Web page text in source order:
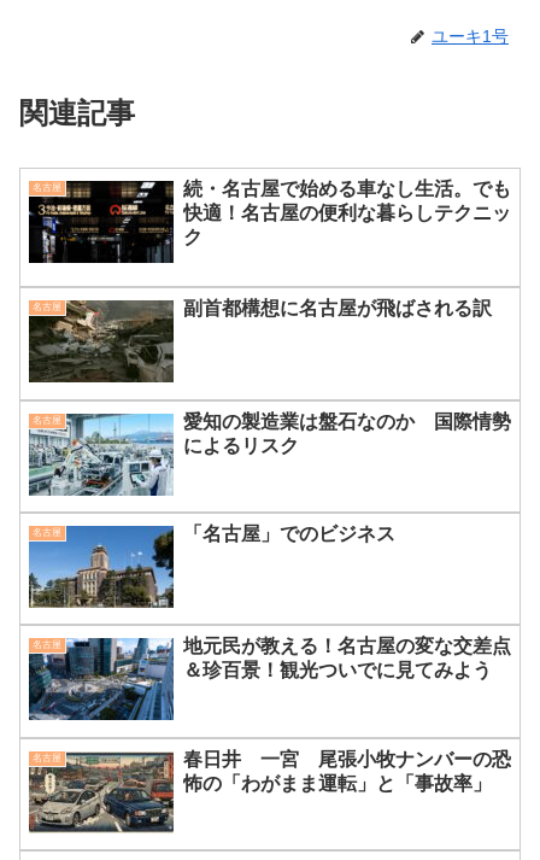
ユーキ1号
関連記事
名古屋
続・名古屋で始める車なし生活。でも
快適！名古屋の便利な暮らしテクニッ
ク
名古屋 副首都構想に名古屋が飛ばされる訳
名古屋
愛知の製造業は盤石なのか 国際情勢
によるリスク
名古屋 「名古屋」でのビジネス
名古屋
地元民が教える！名古屋の変な交差点
＆珍百景！観光ついでに見てみよう
名古屋
春日井 一宮 尾張小牧ナンバーの恐
怖の「わがまま運転」と「事故率」